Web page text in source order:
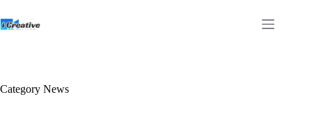
to
content
Category News